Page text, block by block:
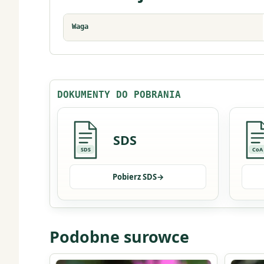
Waga
DOKUMENTY DO POBRANIA
SDS
SDS
Pobierz SDS→
CoA
Podobne surowce
Ten
Ten